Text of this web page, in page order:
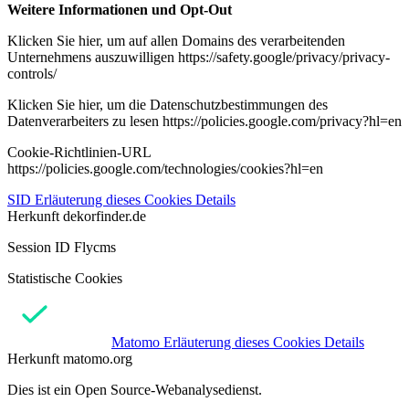
Weitere Informationen und Opt-Out
Klicken Sie hier, um auf allen Domains des verarbeitenden
Unternehmens auszuwilligen https://safety.google/privacy/privacy-
controls/
Klicken Sie hier, um die Datenschutzbestimmungen des
Datenverarbeiters zu lesen https://policies.google.com/privacy?hl=en
Cookie-Richtlinien-URL
https://policies.google.com/technologies/cookies?hl=en
SID Erläuterung dieses Cookies Details
Herkunft dekorfinder.de
Session ID Flycms
Statistische Cookies
Matomo Erläuterung dieses Cookies Details
Herkunft matomo.org
Dies ist ein Open Source-Webanalysedienst.